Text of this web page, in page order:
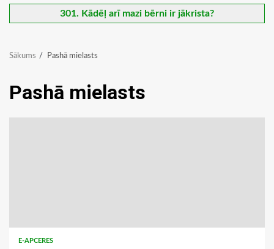
301. Kādēļ arī mazi bērni ir jākrista?
Sākums Pashā mielasts
Pashā mielasts
E-APCERES